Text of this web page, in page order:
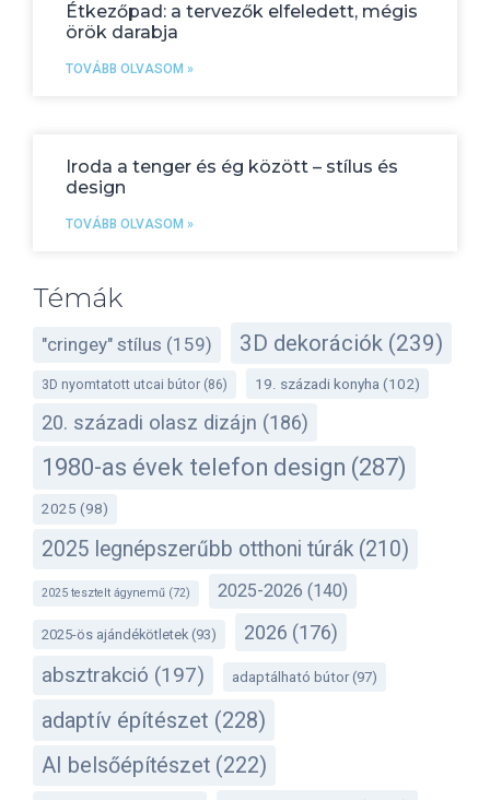
Étkezőpad: a tervezők elfeledett, mégis
örök darabja
TOVÁBB OLVASOM »
Iroda a tenger és ég között – stílus és
design
TOVÁBB OLVASOM »
Témák
"cringey" stílus (159) 3D dekorációk (239)
3D nyomtatott utcai bútor (86) 19. századi konyha (102)
20. századi olasz dizájn (186)
1980-as évek telefon design (287)
2025 (98)
2025 legnépszerűbb otthoni túrák (210)
2025 tesztelt ágynemű (72) 2025-2026 (140)
2025-ös ajándékötletek (93) 2026 (176)
absztrakció (197) adaptálható bútor(97)
adaptív építészet (228)
AI belsőépítészet (222)